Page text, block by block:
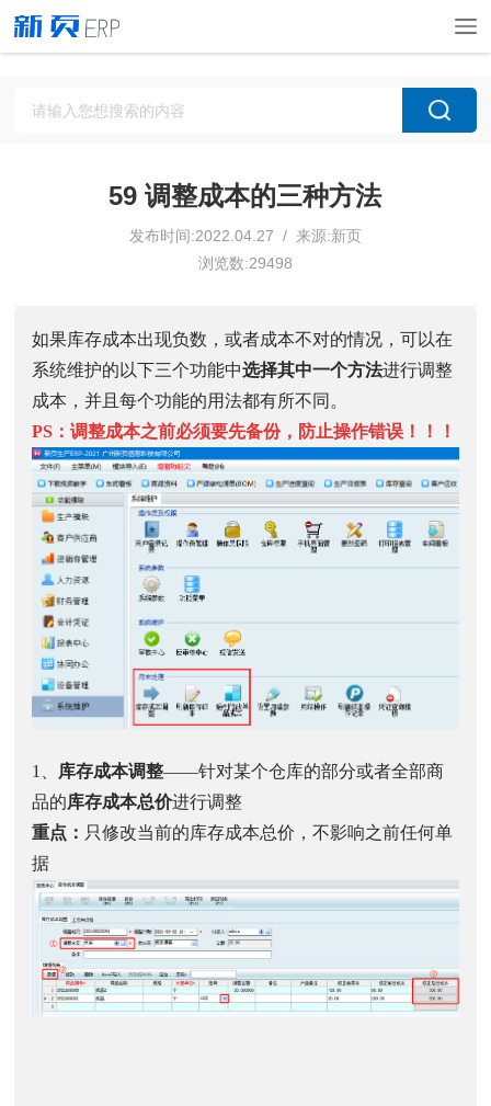
59 调整成本的三种方法
发布时间:2022.04.27 / 来源:新页
浏览数:29498
如果库存成本出现负数，或者成本不对的情况，可以在
系统维护的以下三个功能中选择其中一个方法进行调整
成本，并且每个功能的用法都有所不同。
PS：调整成本之前必须要先备份，防止操作错误！！！
1、 库存成本调整——针对某个仓库的部分或者全部商
品的库存成本总价进行调整
重点： 只修改当前的库存成本总价，不影响之前任何单
据